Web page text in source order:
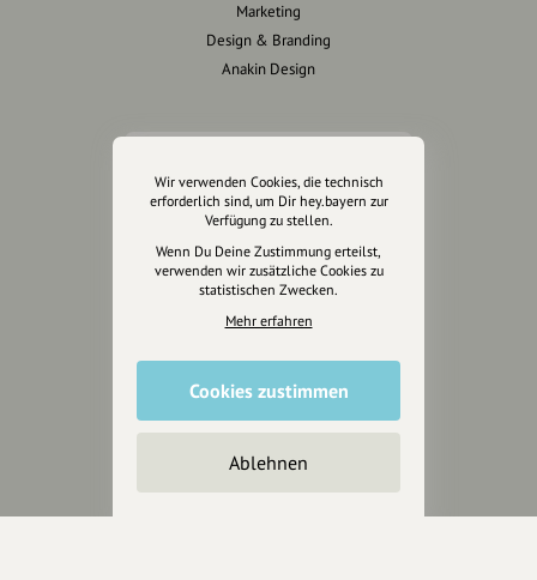
Marketing
Design & Branding
Anakin Design
Unterstütze
unsere Plattform
hey.bayern ist ein Projekt von
uns für unsere Region und
Inhalte vorschlagen
Jetzt unterstützen
Wir verwenden Cookies, die technisch
erforderlich sind, um Dir hey.bayern zur
Verfügung zu stellen.
Wenn Du Deine Zustimmung erteilst,
verwenden wir zusätzliche Cookies zu
statistischen Zwecken.
Mehr erfahren
Cookies zustimmen
Ablehnen